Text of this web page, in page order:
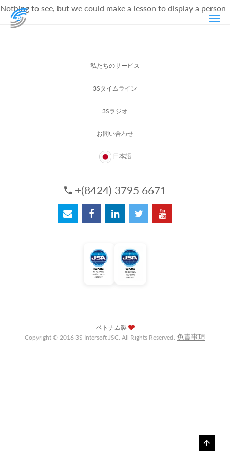
Nothing to see, but we could make a lesson to display a person
私たちのサービス
3Sタイムライン
3Sラジオ
お問い合わせ
日本語
+(8424) 3795 6671
ベトナム製
Copyright © 2016 3S Intersoft JSC. All Rights Reserved. 免責事項